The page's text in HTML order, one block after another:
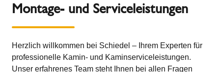
Montage- und Serviceleistungen
Herzlich willkommen bei Schiedel – Ihrem Experten für
professionelle Kamin- und Kaminserviceleistungen.
Unser erfahrenes Team steht Ihnen bei allen Fragen